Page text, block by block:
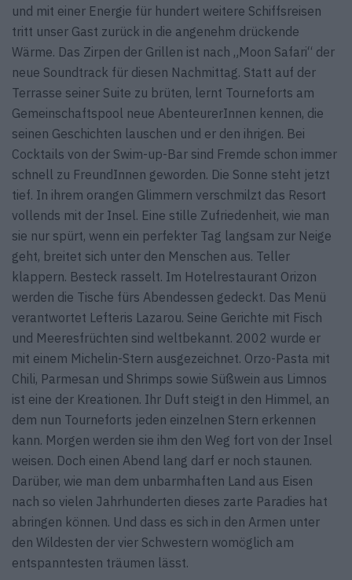
und mit einer Energie für hundert weitere Schiffsreisen
tritt unser Gast zurück in die angenehm drückende
Wärme. Das Zirpen der Grillen ist nach „Moon Safari“ der
neue Soundtrack für diesen Nachmittag. Statt auf der
Terrasse seiner Suite zu brüten, lernt Tourneforts am
Gemeinschaftspool neue AbenteurerInnen kennen, die
seinen Geschichten lauschen und er den ihrigen. Bei
Cocktails von der Swim-up-Bar sind Fremde schon immer
schnell zu FreundInnen geworden. Die Sonne steht jetzt
tief. In ihrem orangen Glimmern verschmilzt das Resort
vollends mit der Insel. Eine stille Zufriedenheit, wie man
sie nur spürt, wenn ein perfekter Tag langsam zur Neige
geht, breitet sich unter den Menschen aus. Teller
klappern. Besteck rasselt. Im Hotelrestaurant Orizon
werden die Tische fürs Abendessen gedeckt. Das Menü
verantwortet Lefteris Lazarou. Seine Gerichte mit Fisch
und Meeresfrüchten sind weltbekannt. 2002 wurde er
mit einem Michelin-Stern ausgezeichnet. Orzo-Pasta mit
Chili, Parmesan und Shrimps sowie Süßwein aus Limnos
ist eine der Kreationen. Ihr Duft steigt in den Himmel, an
dem nun Tourneforts jeden einzelnen Stern erkennen
kann. Morgen werden sie ihm den Weg fort von der Insel
weisen. Doch einen Abend lang darf er noch staunen.
Darüber, wie man dem unbarmhaften Land aus Eisen
nach so vielen Jahrhunderten dieses zarte Paradies hat
abringen können. Und dass es sich in den Armen unter
den Wildesten der vier Schwestern womöglich am
entspanntesten träumen lässt.